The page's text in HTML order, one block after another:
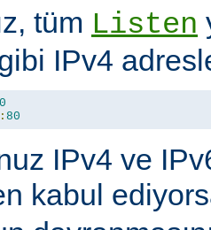
tüm Listen
IPv4
: 80
IPv4 ve
kabul